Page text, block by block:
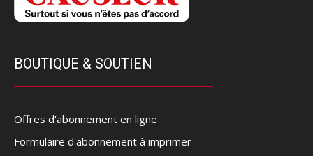
BOUTIQUE & SOUTIEN
Offres d’abonnement en ligne
Formulaire d'abonnement à imprimer